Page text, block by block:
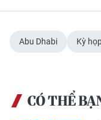
Abu Dhabi Kỳ
CÓ THỂ